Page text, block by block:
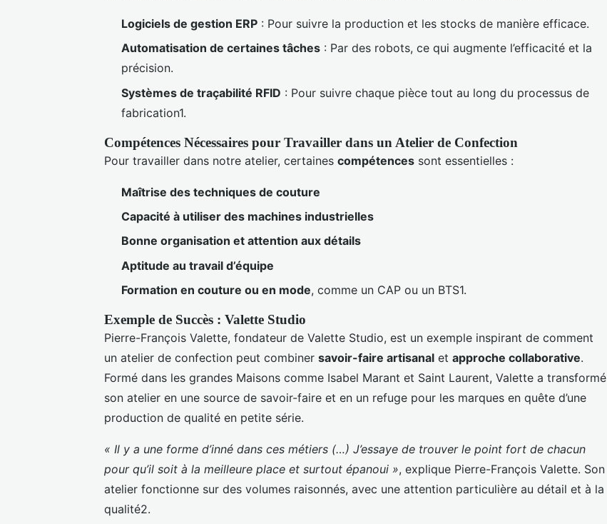
Logiciels de gestion ERP : Pour suivre la production et les stocks de manière efficace.
Automatisation de certaines tâches : Par des robots, ce qui augmente l’efficacité et la
précision.
Systèmes de traçabilité RFID : Pour suivre chaque pièce tout au long du processus de
fabrication1.
Compétences Nécessaires pour Travailler dans un Atelier de Confection
Pour travailler dans notre atelier, certaines compétences sont essentielles :
Maîtrise des techniques de couture
Capacité à utiliser des machines industrielles
Bonne organisation et attention aux détails
Aptitude au travail d’équipe
Formation en couture ou en mode, comme un CAP ou un BTS1.
Exemple de Succès : Valette Studio
Pierre-François Valette, fondateur de Valette Studio, est un exemple inspirant de comment
un atelier de confection peut combiner savoir-faire artisanal et approche collaborative.
Formé dans les grandes Maisons comme Isabel Marant et Saint Laurent, Valette a transformé
son atelier en une source de savoir-faire et en un refuge pour les marques en quête d’une
production de qualité en petite série.
« Il y a une forme d’inné dans ces métiers (…) J’essaye de trouver le point fort de chacun
pour qu’il soit à la meilleure place et surtout épanoui », explique Pierre-François Valette. Son
atelier fonctionne sur des volumes raisonnés, avec une attention particulière au détail et à la
qualité2.